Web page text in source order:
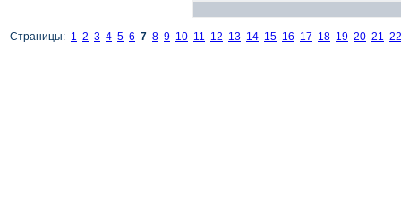
Страницы: 1 2 3 4 5 6 7 8 9 10 11 12 13 14 15 16 17 18 19 20 21 22